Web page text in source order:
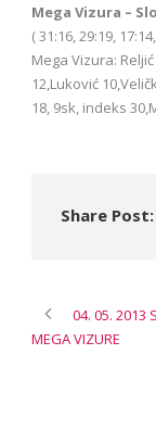
Mega Vizura –
( 31:16, 29:19,
Mega Vizura:
12,Luković
18, 9sk, indeks
Share Post:
04. 05. 2013
MEGA VIZURE